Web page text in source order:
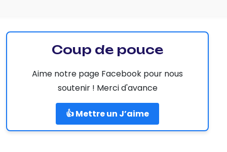
Coup de pouce
Aime notre page Facebook pour nous
soutenir ! Merci d'avance
👍 Mettre un J’aime